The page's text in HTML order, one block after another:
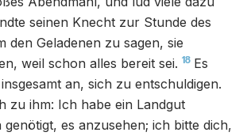
seinen Knecht zur Stunde des
den Geladenen zu sagen, sie
weil schon alles bereit sei. 18 Es
an, sich zu entschuldigen.
zu ihm: Ich habe ein Landgut
es anzusehen; ich bitte dich,